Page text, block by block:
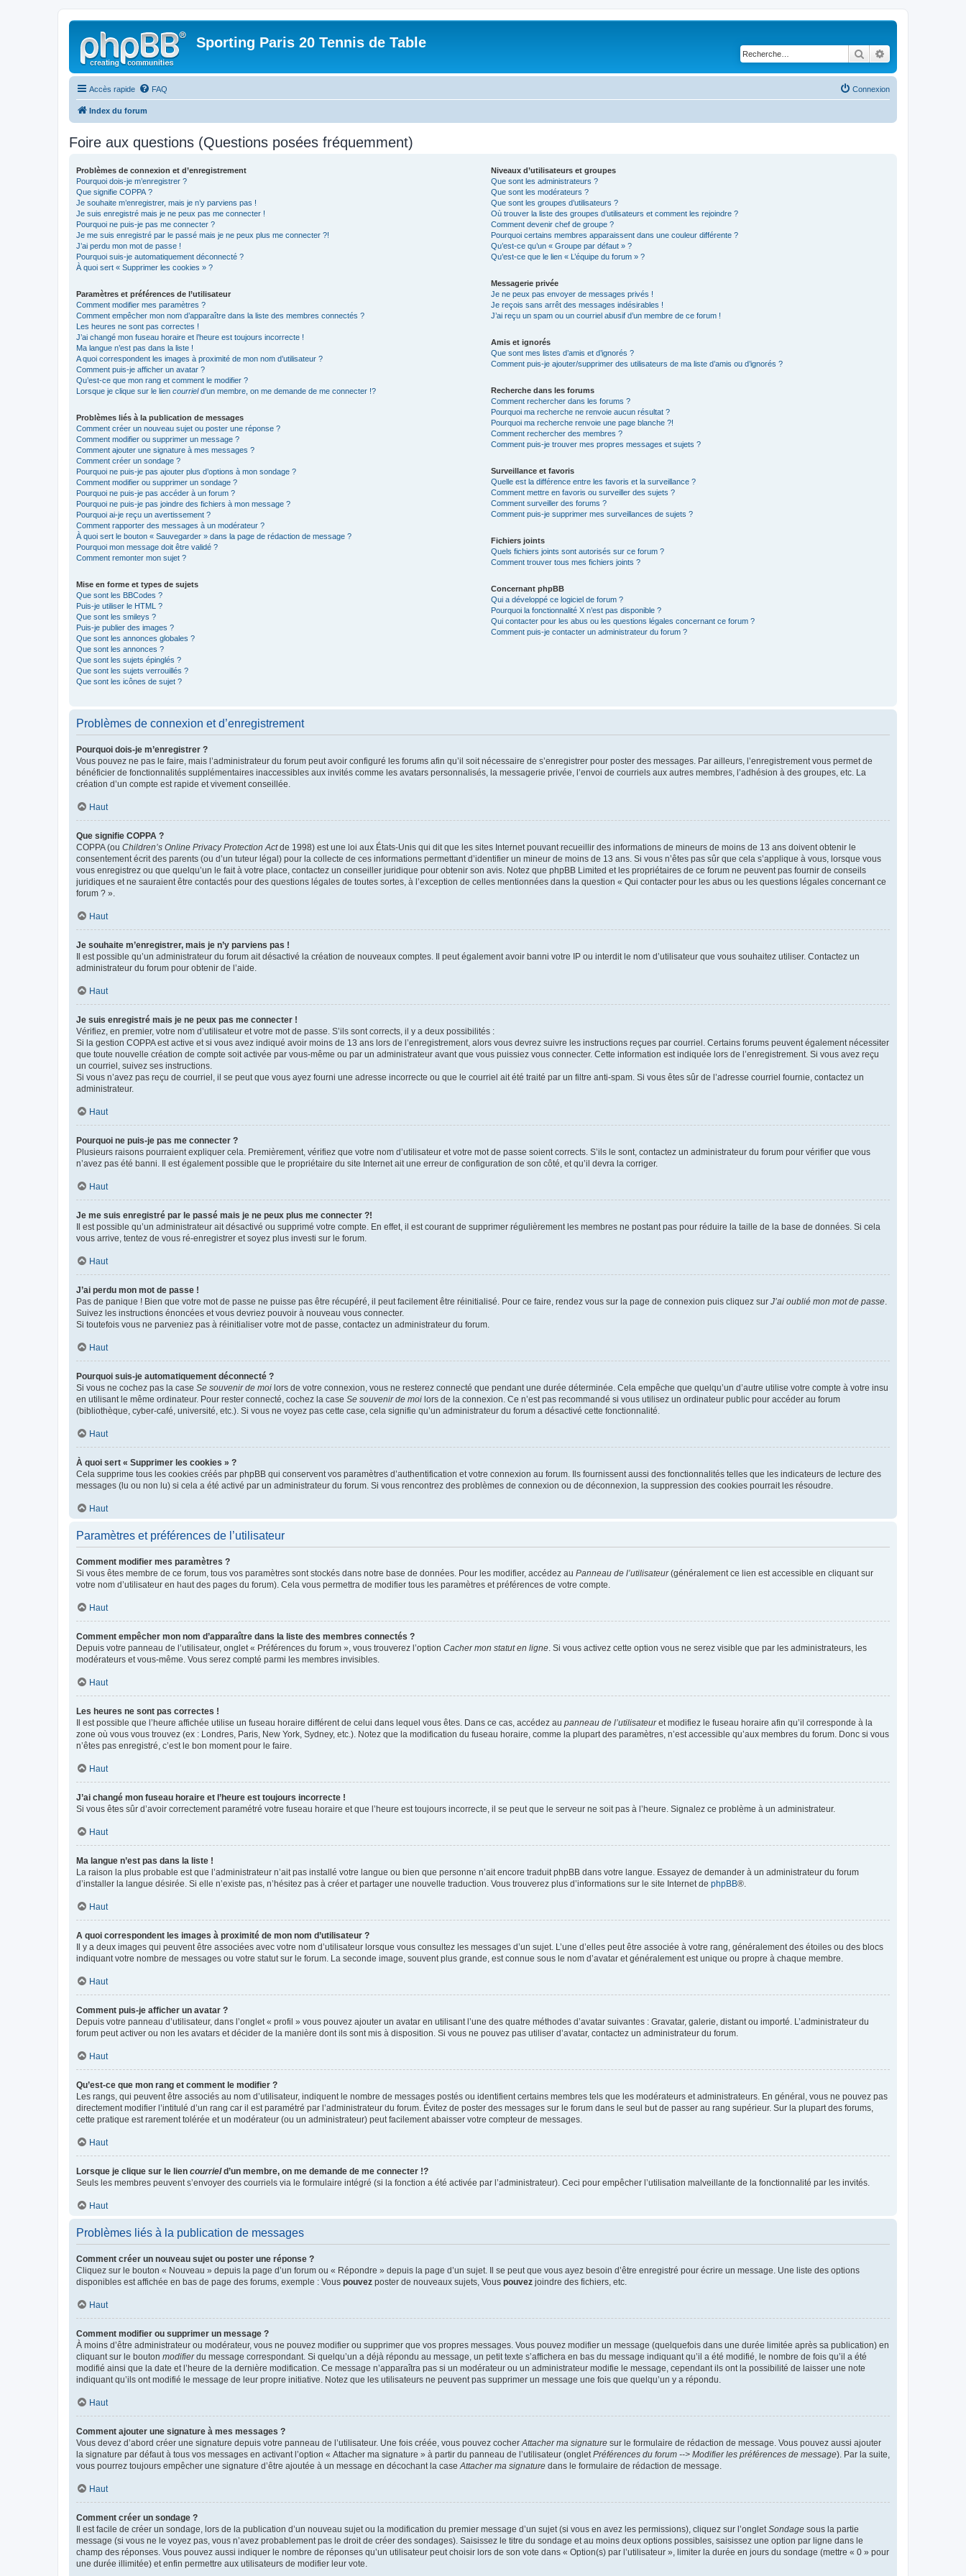
Sporting Paris 20 Tennis de Table
Rechercher
Accès rapide FAQ Connexion
Index du forum
Foire aux questions (Questions posées fréquemment)
Problèmes de connexion et d’enregistrement
Pourquoi dois-je m’enregistrer ?
Que signifie COPPA ?
Je souhaite m’enregistrer, mais je n’y parviens pas !
Je suis enregistré mais je ne peux pas me connecter !
Pourquoi ne puis-je pas me connecter ?
Je me suis enregistré par le passé mais je ne peux plus me connecter ?!
J’ai perdu mon mot de passe !
Pourquoi suis-je automatiquement déconnecté ?
À quoi sert « Supprimer les cookies » ?
Paramètres et préférences de l’utilisateur
Comment modifier mes paramètres ?
Comment empêcher mon nom d’apparaître dans la liste des membres connectés ?
Les heures ne sont pas correctes !
J’ai changé mon fuseau horaire et l’heure est toujours incorrecte !
Ma langue n’est pas dans la liste !
A quoi correspondent les images à proximité de mon nom d’utilisateur ?
Comment puis-je afficher un avatar ?
Qu’est-ce que mon rang et comment le modifier ?
Lorsque je clique sur le lien courrield’un membre, on me demande de me connecter !?
Problèmes liés à la publication de messages
Comment créer un nouveau sujet ou poster une réponse ?
Comment modifier ou supprimer un message ?
Comment ajouter une signature à mes messages ?
Comment créer un sondage ?
Pourquoi ne puis-je pas ajouter plus d’options à mon sondage ?
Comment modifier ou supprimer un sondage ?
Pourquoi ne puis-je pas accéder à un forum ?
Pourquoi ne puis-je pas joindre des fichiers à mon message ?
Pourquoi ai-je reçu un avertissement ?
Comment rapporter des messages à un modérateur ?
À quoi sert le bouton « Sauvegarder » dans la page de rédaction de message ?
Pourquoi mon message doit être validé ?
Comment remonter mon sujet ?
Mise en forme et types de sujets
Que sont les BBCodes ?
Puis-je utiliser le HTML ?
Que sont les smileys ?
Puis-je publier des images ?
Que sont les annonces globales ?
Que sont les annonces ?
Que sont les sujets épinglés ?
Que sont les sujets verrouillés ?
Que sont les icônes de sujet ?
Niveaux d’utilisateurs et groupes
Que sont les administrateurs ?
Que sont les modérateurs ?
Que sont les groupes d’utilisateurs ?
Où trouver la liste des groupes d’utilisateurs et comment les rejoindre ?
Comment devenir chef de groupe ?
Pourquoi certains membres apparaissent dans une couleur différente ?
Qu’est-ce qu’un « Groupe par défaut » ?
Qu’est-ce que le lien « L’équipe du forum » ?
Messagerie privée
Je ne peux pas envoyer de messages privés !
Je reçois sans arrêt des messages indésirables !
J’ai reçu un spam ou un courriel abusif d’un membre de ce forum !
Amis et ignorés
Que sont mes listes d’amis et d’ignorés ?
Comment puis-je ajouter/supprimer des utilisateurs de ma liste d’amis ou d’ignorés ?
Recherche dans les forums
Comment rechercher dans les forums ?
Pourquoi ma recherche ne renvoie aucun résultat ?
Pourquoi ma recherche renvoie une page blanche ?!
Comment rechercher des membres ?
Comment puis-je trouver mes propres messages et sujets ?
Surveillance et favoris
Quelle est la différence entre les favoris et la surveillance ?
Comment mettre en favoris ou surveiller des sujets ?
Comment surveiller des forums ?
Comment puis-je supprimer mes surveillances de sujets ?
Fichiers joints
Quels fichiers joints sont autorisés sur ce forum ?
Comment trouver tous mes fichiers joints ?
Concernant phpBB
Qui a développé ce logiciel de forum ?
Pourquoi la fonctionnalité X n’est pas disponible ?
Qui contacter pour les abus ou les questions légales concernant ce forum ?
Comment puis-je contacter un administrateur du forum ?
Problèmes de connexion et d’enregistrement
Pourquoi dois-je m’enregistrer ?
Vous pouvez ne pas le faire, mais l’administrateur du forum peut avoir configuré les forums afin qu’il soit nécessaire de s’enregistrer pour poster des messages. Par ailleurs, l’enregistrement vous permet de
bénéficier de fonctionnalités supplémentaires inaccessibles aux invités comme les avatars personnalisés, la messagerie privée, l’envoi de courriels aux autres membres, l’adhésion à des groupes, etc. La
création d’un compte est rapide et vivement conseillée.
Haut
Que signifie COPPA ?
COPPA (ou Children’s Online Privacy Protection Actde 1998) est une loi aux États-Unis qui dit que les sites Internet pouvant recueillir des informations de mineurs de moins de 13 ans doivent obtenir le
consentement écrit des parents (ou d’un tuteur légal) pour la collecte de ces informations permettant d’identifier un mineur de moins de 13 ans. Si vous n’êtes pas sûr que cela s’applique à vous, lorsque vous
vous enregistrez ou que quelqu’un le fait à votre place, contactez un conseiller juridique pour obtenir son avis. Notez que phpBB Limited et les propriétaires de ce forum ne peuvent pas fournir de conseils
juridiques et ne sauraient être contactés pour des questions légales de toutes sortes, à l’exception de celles mentionnées dans la question « Qui contacter pour les abus ou les questions légales concernant ce
forum ? ».
Haut
Je souhaite m’enregistrer, mais je n’y parviens pas !
Il est possible qu’un administrateur du forum ait désactivé la création de nouveaux comptes. Il peut également avoir banni votre IP ou interdit le nom d’utilisateur que vous souhaitez utiliser. Contactez un
administrateur du forum pour obtenir de l’aide.
Haut
Je suis enregistré mais je ne peux pas me connecter !
Vérifiez, en premier, votre nom d’utilisateur et votre mot de passe. S’ils sont corrects, il y a deux possibilités :
Si la gestion COPPA est active et si vous avez indiqué avoir moins de 13 ans lors de l’enregistrement, alors vous devrez suivre les instructions reçues par courriel. Certains forums peuvent également nécessiter
que toute nouvelle création de compte soit activée par vous-même ou par un administrateur avant que vous puissiez vous connecter. Cette information est indiquée lors de l’enregistrement. Si vous avez reçu
un courriel, suivez ses instructions.
Si vous n’avez pas reçu de courriel, il se peut que vous ayez fourni une adresse incorrecte ou que le courriel ait été traité par un filtre anti-spam. Si vous êtes sûr de l’adresse courriel fournie, contactez un
administrateur.
Haut
Pourquoi ne puis-je pas me connecter ?
Plusieurs raisons pourraient expliquer cela. Premièrement, vérifiez que votre nom d’utilisateur et votre mot de passe soient corrects. S’ils le sont, contactez un administrateur du forum pour vérifier que vous
n’avez pas été banni. Il est également possible que le propriétaire du site Internet ait une erreur de configuration de son côté, et qu’il devra la corriger.
Haut
Je me suis enregistré par le passé mais je ne peux plus me connecter ?!
Il est possible qu’un administrateur ait désactivé ou supprimé votre compte. En effet, il est courant de supprimer régulièrement les membres ne postant pas pour réduire la taille de la base de données. Si cela
vous arrive, tentez de vous ré-enregistrer et soyez plus investi sur le forum.
Haut
J’ai perdu mon mot de passe !
Pas de panique ! Bien que votre mot de passe ne puisse pas être récupéré, il peut facilement être réinitialisé. Pour ce faire, rendez vous sur la page de connexion puis cliquez sur J’ai oublié mon mot de passe.
Suivez les instructions énoncées et vous devriez pouvoir à nouveau vous connecter.
Si toutefois vous ne parveniez pas à réinitialiser votre mot de passe, contactez un administrateur du forum.
Haut
Pourquoi suis-je automatiquement déconnecté ?
Si vous ne cochez pas la case Se souvenir de moi lors de votre connexion, vous ne resterez connecté que pendant une durée déterminée. Cela empêche que quelqu’un d’autre utilise votre compte à votre insu
en utilisant le même ordinateur. Pour rester connecté, cochez la case Se souvenir de moi lors de la connexion. Ce n’est pas recommandé si vous utilisez un ordinateur public pour accéder au forum
(bibliothèque, cyber-café, université, etc.). Si vous ne voyez pas cette case, cela signifie qu’un administrateur du forum a désactivé cette fonctionnalité.
Haut
À quoi sert « Supprimer les cookies » ?
Cela supprime tous les cookies créés par phpBB qui conservent vos paramètres d’authentification et votre connexion au forum. Ils fournissent aussi des fonctionnalités telles que les indicateurs de lecture des
messages (lu ou non lu) si cela a été activé par un administrateur du forum. Si vous rencontrez des problèmes de connexion ou de déconnexion, la suppression des cookies pourrait les résoudre.
Haut
Paramètres et préférences de l’utilisateur
Comment modifier mes paramètres ?
Si vous êtes membre de ce forum, tous vos paramètres sont stockés dans notre base de données. Pour les modifier, accédez au Panneau de l’utilisateur(généralement ce lien est accessible en cliquant sur
votre nom d’utilisateur en haut des pages du forum). Cela vous permettra de modifier tous les paramètres et préférences de votre compte.
Haut
Comment empêcher mon nom d’apparaître dans la liste des membres connectés ?
Depuis votre panneau de l’utilisateur, onglet « Préférences du forum », vous trouverez l’option Cacher mon statut en ligne. Si vous activez cette option vous ne serez visible que par les administrateurs, les
modérateurs et vous-même. Vous serez compté parmi les membres invisibles.
Haut
Les heures ne sont pas correctes !
Il est possible que l’heure affichée utilise un fuseau horaire différent de celui dans lequel vous êtes. Dans ce cas, accédez au panneau de l’utilisateuret modifiez le fuseau horaire afin qu’il corresponde à la
zone où vous vous trouvez (ex : Londres, Paris, New York, Sydney, etc.). Notez que la modification du fuseau horaire, comme la plupart des paramètres, n’est accessible qu’aux membres du forum. Donc si vous
n’êtes pas enregistré, c’est le bon moment pour le faire.
Haut
J’ai changé mon fuseau horaire et l’heure est toujours incorrecte !
Si vous êtes sûr d’avoir correctement paramétré votre fuseau horaire et que l’heure est toujours incorrecte, il se peut que le serveur ne soit pas à l’heure. Signalez ce problème à un administrateur.
Haut
Ma langue n’est pas dans la liste !
La raison la plus probable est que l’administrateur n’ait pas installé votre langue ou bien que personne n’ait encore traduit phpBB dans votre langue. Essayez de demander à un administrateur du forum
d’installer la langue désirée. Si elle n’existe pas, n’hésitez pas à créer et partager une nouvelle traduction. Vous trouverez plus d’informations sur le site Internet de phpBB®.
Haut
A quoi correspondent les images à proximité de mon nom d’utilisateur ?
Il y a deux images qui peuvent être associées avec votre nom d’utilisateur lorsque vous consultez les messages d’un sujet. L’une d’elles peut être associée à votre rang, généralement des étoiles ou des blocs
indiquant votre nombre de messages ou votre statut sur le forum. La seconde image, souvent plus grande, est connue sous le nom d’avatar et généralement est unique ou propre à chaque membre.
Haut
Comment puis-je afficher un avatar ?
Depuis votre panneau d’utilisateur, dans l’onglet « profil » vous pouvez ajouter un avatar en utilisant l’une des quatre méthodes d’avatar suivantes : Gravatar, galerie, distant ou importé. L’administrateur du
forum peut activer ou non les avatars et décider de la manière dont ils sont mis à disposition. Si vous ne pouvez pas utiliser d’avatar, contactez un administrateur du forum.
Haut
Qu’est-ce que mon rang et comment le modifier ?
Les rangs, qui peuvent être associés au nom d’utilisateur, indiquent le nombre de messages postés ou identifient certains membres tels que les modérateurs et administrateurs. En général, vous ne pouvez pas
directement modifier l’intitulé d’un rang car il est paramétré par l’administrateur du forum. Évitez de poster des messages sur le forum dans le seul but de passer au rang supérieur. Sur la plupart des forums,
cette pratique est rarement tolérée et un modérateur (ou un administrateur) peut facilement abaisser votre compteur de messages.
Haut
Lorsque je clique sur le lien courrield’un membre, on me demande de me connecter !?
Seuls les membres peuvent s’envoyer des courriels via le formulaire intégré (si la fonction a été activée par l’administrateur). Ceci pour empêcher l’utilisation malveillante de la fonctionnalité par les invités.
Haut
Problèmes liés à la publication de messages
Comment créer un nouveau sujet ou poster une réponse ?
Cliquez sur le bouton « Nouveau » depuis la page d’un forum ou « Répondre » depuis la page d’un sujet. Il se peut que vous ayez besoin d’être enregistré pour écrire un message. Une liste des options
disponibles est affichée en bas de page des forums, exemple : Vous pouvez poster de nouveaux sujets, Vous pouvez joindre des fichiers, etc.
Haut
Comment modifier ou supprimer un message ?
À moins d’être administrateur ou modérateur, vous ne pouvez modifier ou supprimer que vos propres messages. Vous pouvez modifier un message (quelquefois dans une durée limitée après sa publication) en
cliquant sur le bouton modifierdu message correspondant. Si quelqu’un a déjà répondu au message, un petit texte s’affichera en bas du message indiquant qu’il a été modifié, le nombre de fois qu’il a été
modifié ainsi que la date et l’heure de la dernière modification. Ce message n’apparaîtra pas si un modérateur ou un administrateur modifie le message, cependant ils ont la possibilité de laisser une note
indiquant qu’ils ont modifié le message de leur propre initiative. Notez que les utilisateurs ne peuvent pas supprimer un message une fois que quelqu’un y a répondu.
Haut
Comment ajouter une signature à mes messages ?
Vous devez d’abord créer une signature depuis votre panneau de l’utilisateur. Une fois créée, vous pouvez cocherAttacher ma signature sur le formulaire de rédaction de message. Vous pouvez aussi ajouter
la signature par défaut à tous vos messages en activant l’option « Attacher ma signature » à partir du panneau de l’utilisateur (ongletPréférences du forum --> Modifier les préférences de message). Par la suite,
vous pourrez toujours empêcher une signature d’être ajoutée à un message en décochant la caseAttacher ma signature dans le formulaire de rédaction de message.
Haut
Comment créer un sondage ?
Il est facile de créer un sondage, lors de la publication d’un nouveau sujet ou la modification du premier message d’un sujet (si vous en avez les permissions), cliquez sur l’ongletSondage sous la partie
message (si vous ne le voyez pas, vous n’avez probablement pas le droit de créer des sondages). Saisissez le titre du sondage et au moins deux options possibles, saisissez une option par ligne dans le
champ des réponses. Vous pouvez aussi indiquer le nombre de réponses qu’un utilisateur peut choisir lors de son vote dans « Option(s) par l’utilisateur », limiter la durée en jours du sondage (mettre « 0 » pour
une durée illimitée) et enfin permettre aux utilisateurs de modifier leur vote.